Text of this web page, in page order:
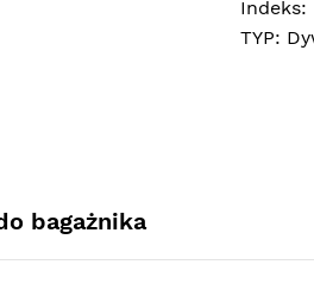
Indeks:
TYP:
bagażnika